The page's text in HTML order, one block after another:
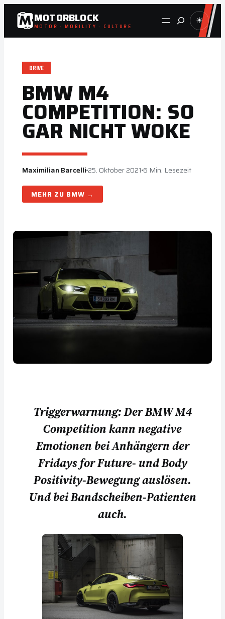
Zum
Inhalt
springen
MOTORBLOCK
MOTOR · MOBILITY · CULTURE Suche ☀
DRIVE
BMW M4
COMPETITION: SO
GAR NICHT WOKE
Maximilian Barcelli25. Oktober 2021 6 Min. Lesezeit
BMW
Triggerwarnung: Der BMW M4
Competition kann negative
Emotionen bei Anhängern der
Fridays for Future- und Body
Positivity-Bewegung auslösen.
Und bei Bandscheiben-Patienten
auch.